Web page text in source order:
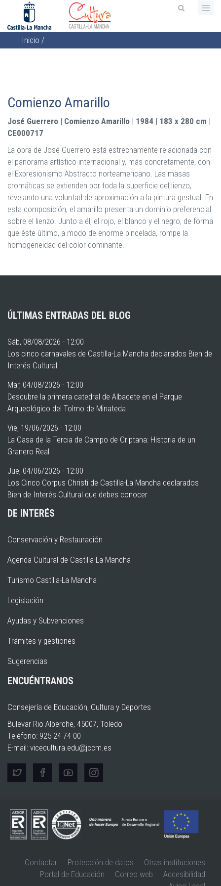
contenido
principal
Sobrescribir
a
la
navegación
Inicio /
Comienzo Amarillo
José Guerrero | Comienzo Amarillo | 1984 | 183 x 280 cm |
CE000717
La obra de José Guerrero está estrechamente relacionada con
el panorama artístico internacional y, más concretamente, con
el Expresionismo Abstracto norteamericano. Las masas
cromáticas se extienden por toda la superficie del lienzo,
revelando una voluntad de aproximación a la pintura gestual. En
esta composición, el amarillo presenta un dominio preferencial
sobre el lienzo. Junto a él, el rojo, el blanco y el negro, de forma
que éste último, a modo de enorme pincelada, rompe la
homogeneidad del color dominante.
ÚLTIMAS ENTRADAS DEL BLOG
Sáb, 08/08/2026 - 12:00
Los cinco carnavales de Castilla-La Mancha declarados Bien de
Interés Cultural
Mar, 04/08/2026 - 12:00
Descubre la primera catedral de Albacete en el Parque
Arqueológico del Tolmo de Minateda
Vie, 19/06/2026 - 12:00
La Casa de la Tercia de Campo de Criptana: Historia de un
Granero Real
Jue, 04/06/2026 - 12:00
Los Cinco Corpus Christi de Castilla-La Mancha declarados
Bien de Interés Cultural que debes conocer
DE INTERÉS
Conservación y Restauración
Agenda Cultural de Castilla-La Mancha
Turismo Castilla-La Mancha
Legislación
Ayudas y Subvenciones
Trámites y gestiones
Sugerencias
ENCUÉNTRANOS
Consejería de Educación, Cultura y Deportes
Bulevar Rio Alberche, 45007, Toledo
Teléfono: 925 24 74 00
E-mail: vicecultura.edu@jccm.es
Contactar Protección de datos
Otras instituciones
Portal de Educación
Correo web
Accesibilidad